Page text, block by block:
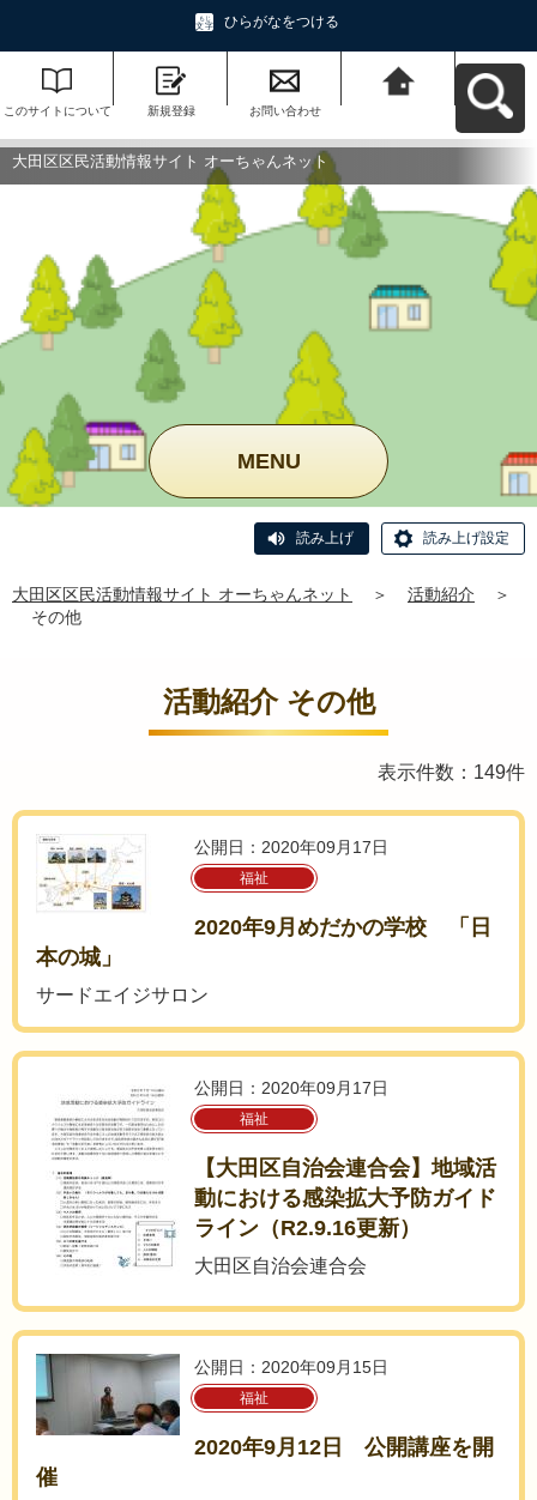
ひらがなをつける
このサイトについて 新規登録 お問い合わせ
ットへ戻る
大田区区民活動情報サイト オーちゃんネット
MENU
読み上げ 読み上げ設定
大田区区民活動情報サイト オーちゃんネット ＞ 活動紹介
＞
その他
活動紹介 その他
表示件数：149件
公開日：2020年09月17日
福祉
2020年9月めだかの学校 「日
本の城」
サードエイジサロン
公開日：2020年09月17日
福祉
【大田区自治会連合会】地域活
動における感染拡大予防ガイド
ライン（R2.9.16更新）
大田区自治会連合会
公開日：2020年09月15日
福祉
2020年9月12日 公開講座を開
催